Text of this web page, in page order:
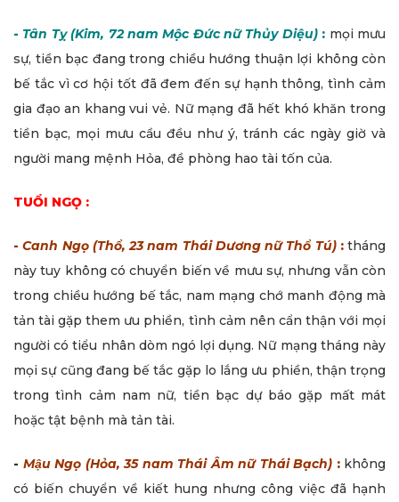
- Tân Tỵ (Kim, 72 nam Mộc Đức nữ Thủy Diệu) : mọi mưu
sự, tiền bạc đang trong chiều hướng thuận lợi không còn
bế tắc vì cơ hội tốt đã đem đến sự hạnh thông, tình cảm
gia đạo an khang vui vẻ. Nữ mạng đã hết khó khăn trong
tiền bạc, mọi mưu cầu đều như ý, tránh các ngày giờ và
người mang mệnh Hỏa, đề phòng hao tài tốn của.
TUỔI NGỌ :
-Canh Ngọ (Thổ, 23 nam Thái Dương nữ Thổ Tú): tháng
này tuy không có chuyển biến về mưu sự, nhưng vẫn còn
trong chiều hướng bế tắc, nam mạng chớ manh động mà
tản tài gặp them ưu phiền, tình cảm nên cẩn thận với mọi
người có tiểu nhân dòm ngó lợi dụng. Nữ mạng tháng này
mọi sự cũng đang bế tắc gặp lo lắng ưu phiền, thận trọng
trong tình cảm nam nữ, tiền bạc dự báo gặp mất mát
hoặc tật bệnh mà tản tài.
- Mậu Ngọ (Hỏa, 35 nam Thái Âm nữ Thái Bạch) :không
có biến chuyển về kiết hung nhưng công việc đã hạnh